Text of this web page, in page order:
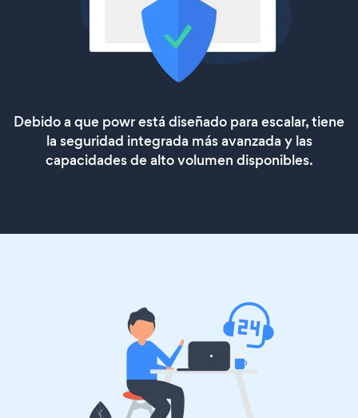
Debido a que powr está diseñado para escalar, tiene
la seguridad integrada más avanzada y las
capacidades de alto volumen disponibles.